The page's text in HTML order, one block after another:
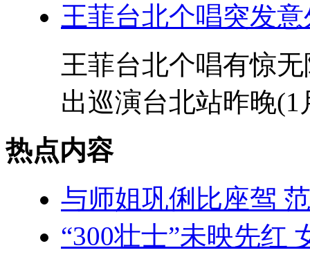
王菲台北个唱突发
王菲台北个唱有惊
出巡演台北站昨晚
热点内容
与师姐巩俐比座驾
“300壮士”未映先红